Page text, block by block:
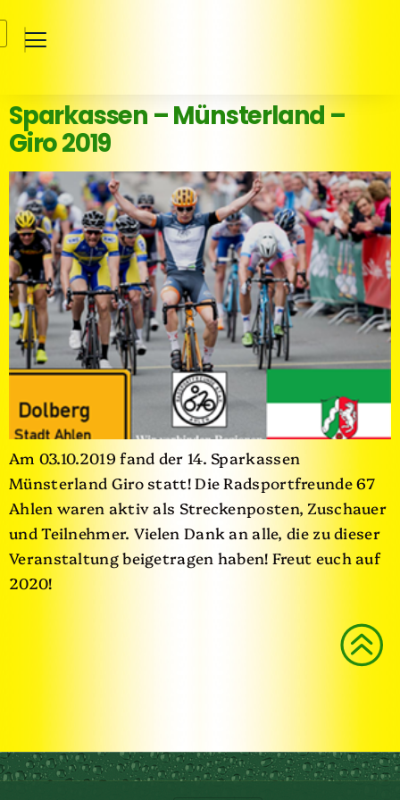
Sparkassen – Münsterland –
Giro 2019
Am 03.10.2019 fand der 14. Sparkassen
Münsterland Giro statt! Die Radsportfreunde 67
Ahlen waren aktiv als Streckenposten, Zuschauer
und Teilnehmer. Vielen Dank an alle, die zu dieser
Veranstaltung beigetragen haben! Freut euch auf
2020!